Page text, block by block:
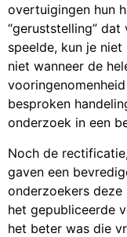
overtuigingen hun
“geruststelling”
speelde, kun je
niet wanneer de
besproken
onderzoek in een
Noch de
gaven een
onderzoekers deze
het gepubliceerde
het beter was die